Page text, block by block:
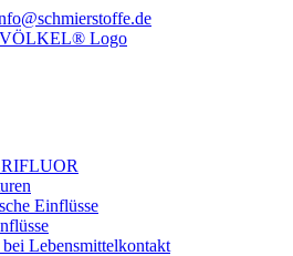
Einflüsse
Lebensmittelkontakt